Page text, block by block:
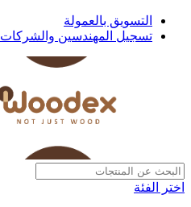
التسويق بالعمولة
تسجيل المهندسين والشركات
اختر الفئة